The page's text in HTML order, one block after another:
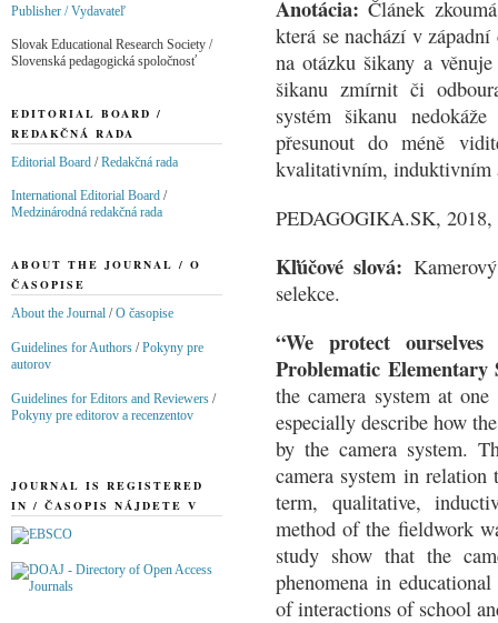
Anotácia:Článek
která se nachází v
na otázku šikany a
šikanu zmírnit či
systém šikanu
přesunout do méně
kvalitativním, induktivním
PEDAGOGIKA.SK,
Kľúčové slová:
selekce.
“We protect
Problematic Elementary
the camera system at
especially describe how
by the camera system.
camera system in
term, qualitative,
method of the fieldwork
study show that the
phenomena in
of interactions of school
Publisher / Vydavateľ
Slovak Educational Research Society /
Slovenská pedagogická spoločnosť
EDITORIAL BOARD /
REDAKČNÁ RADA
Editorial Board /Redakčná rada
International Editorial Board /
Medzinárodná redakčná rada
ABOUT THE JOURNAL / O
ČASOPISE
About the Journal /O časopise
Guidelines for Authors /Pokyny pre
autorov
Guidelines for Editors and Reviewers /
Pokyny pre editorov a recenzentov
JOURNAL IS REGISTERED
IN / ČASOPIS NÁJDETE V